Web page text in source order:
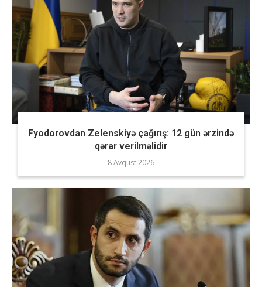
Fyodorovdan Zelenskiyə çağırış: 12 gün ərzində
qərar verilməlidir
8 Avqust 2026